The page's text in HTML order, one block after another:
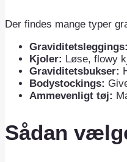
Der findes mange typer
Graviditetsleggings:
Kjoler: Løse, flowy
Graviditetsbukser:
Bodystockings:
Ammevenligt tøj:
Sådan